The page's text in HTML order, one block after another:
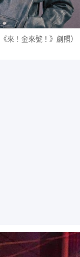
來！金來號！》劇照）